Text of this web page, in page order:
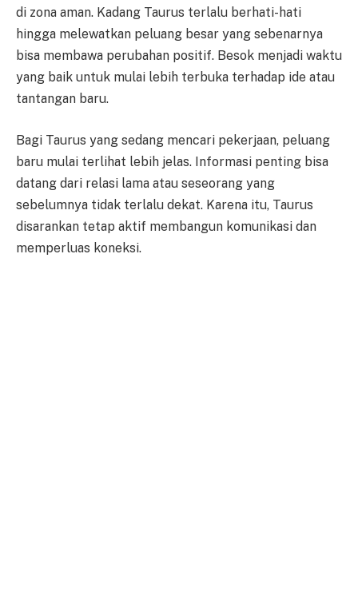
di zona aman. Kadang Taurus terlalu berhati-hati
hingga melewatkan peluang besar yang sebenarnya
bisa membawa perubahan positif. Besok menjadi waktu
yang baik untuk mulai lebih terbuka terhadap ide atau
tantangan baru.
Bagi Taurus yang sedang mencari pekerjaan, peluang
baru mulai terlihat lebih jelas. Informasi penting bisa
datang dari relasi lama atau seseorang yang
sebelumnya tidak terlalu dekat. Karena itu, Taurus
disarankan tetap aktif membangun komunikasi dan
memperluas koneksi.